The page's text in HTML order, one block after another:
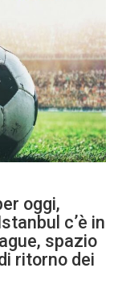
oggi,
c’è in
spazio
ritorno dei